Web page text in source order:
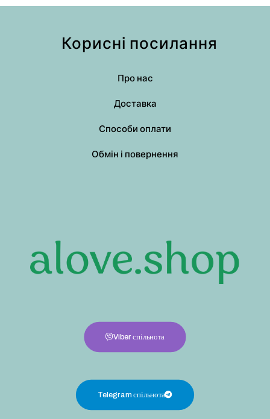
Корисні посилання
Про нас
Доставка
Способи оплати
Обмін і повернення
Viber спільнота
Telegram спільнота